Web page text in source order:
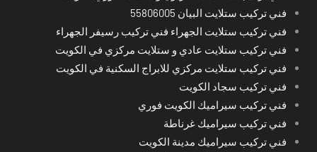
فني تركيب ستلايت البيان 55806005
فني تركيب ستلايت الجهراء فني تركيب رسيفر الجهراء
فني تركيب ستلايت عادي و ستلايت مركزي في الكويت
فني تركيب ستلايت مركزي للابراج السكنية في الكويت
فني تركيب سجاد الكويت
فني تركيب سيراميك الكويت فوري
فني تركيب سيراميك غرناطة
فني تركيب سيراميك مدينة الكويت